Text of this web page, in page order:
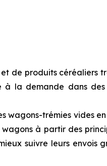
de produits céréaliers
la demande dans des
wagons-trémies vides
à partir des
suivre leurs envois